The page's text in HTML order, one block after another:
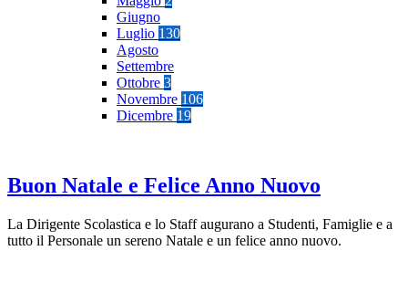
Giugno
Luglio 130
Agosto
Settembre
Ottobre 3
Novembre 106
Dicembre 19
Buon Natale e Felice Anno Nuovo
La Dirigente Scolastica e lo Staff augurano a Studenti, Famiglie e a
tutto il Personale un sereno Natale e un felice anno nuovo.